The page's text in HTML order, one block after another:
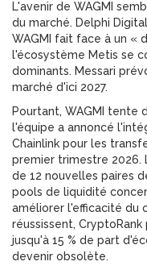
L'avenir de WAGMI
du marché. Delphi
WAGMI fait face à un «
l'écosystème Metis se
dominants. Messari
marché d'ici 2027.
Pourtant, WAGMI tente
l'équipe a annoncé
Chainlink pour les
premier trimestre 2026.
de 12 nouvelles paires
pools de liquidité
améliorer l'efficacité du
réussissent,
jusqu'à 15 % de part
devenir obsolète.